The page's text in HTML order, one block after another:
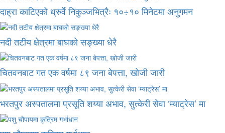
दाह्रा काटिएको ध्रुर्वे निकुञ्जभित्रैः १०÷१० मिनेटमा अनुगमन
नदी तटीय क्षेत्रमा बाघको सङ्ख्या धेरै
चितवनबाट गत एक वर्षमा ८९ जना बेपत्ता, खोजी जारी
भरतपुर अस्पतालमा प्रसूति शय्या अभाव, सुत्केरी सेवा ‘म्याट्रेस’ मा